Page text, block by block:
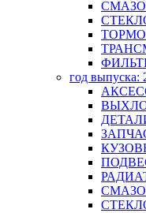
год выпуска: